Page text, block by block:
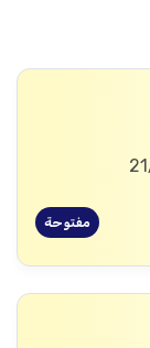
مفتوحة